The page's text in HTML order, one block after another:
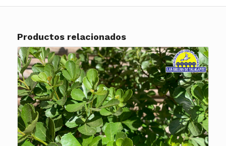
Productos relacionados